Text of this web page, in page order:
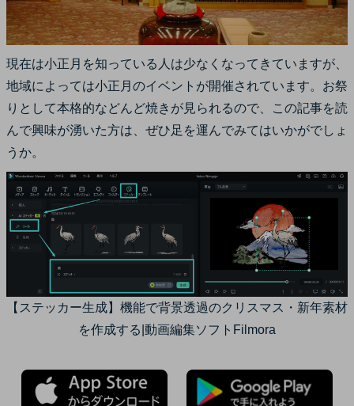
現在は小正月を知っている人は少なくなってきていますが、
地域によっては小正月のイベントが開催されています。お祭
りとして本格的などんど焼きが見られるので、この記事を読
んで興味が湧いた方は、ぜひ足を運んでみてはいかがでしょ
うか。
【ステッカー生成】機能で背景透過のクリスマス・新年素材
を作成する|動画編集ソフトFilmora